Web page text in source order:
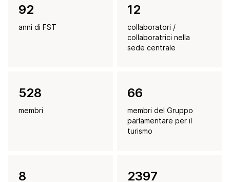
93
anni di FST
13
collaboratori /
collaboratrici nella
sede centrale
529
membri
67
membri del Gruppo
parlamentare per il
turismo
9 2398